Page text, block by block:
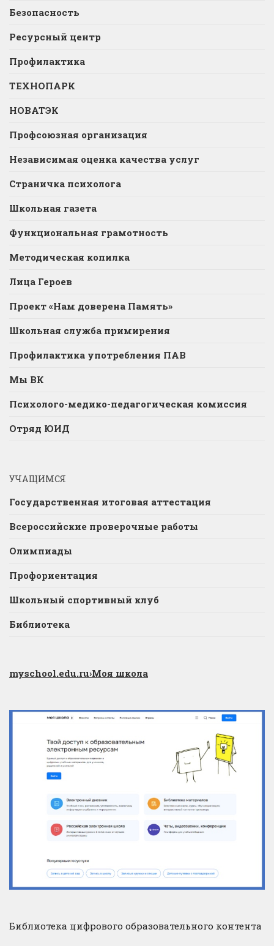
Безопасность
Ресурсный центр
Профилактика
ТЕХНОПАРК
НОВАТЭК
Профсоюзная организация
Независимая оценка качества услуг
Страничка психолога
Школьная газета
Функциональная грамотность
Методическая копилка
Лица Героев
Проект «Нам доверена Память»
Школьная служба примирения
Профилактика употребления ПАВ
Мы ВК
Психолого-медико-педагогическая комиссия
Отряд ЮИД
УЧАЩИМСЯ
Государственная итоговая аттестация
Всероссийские проверочные работы
Олимпиады
Профориентация
Школьный спортивный клуб
Библиотека
myschool.edu.ru›Моя школа
Библиотека цифрового образовательного контента